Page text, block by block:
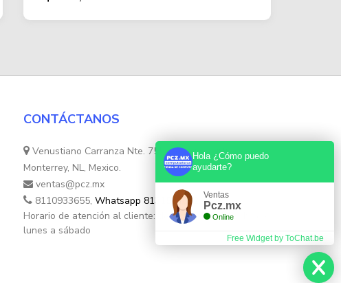
CONTÁCTANOS
Venustiano Carranza Nte. 755, Colonia Centro,
Monterrey, NL, Mexico.
ventas@pcz.mx
8110933655, Whatsapp 8131554632
Horario de atención al cliente: de 10:30hs. a 17:30hs de
lunes a sábado
Hola ¿Cómo puedo
ayudarte?
Ventas
Pcz.mx
Online
Free Widget by ToChat.be